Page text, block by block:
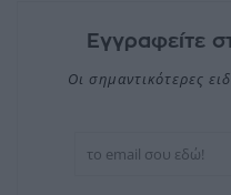
Εγγραφείτε
Οι σημαντικότερες